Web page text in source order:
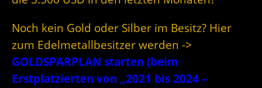
Noch kein Gold oder Silber im Besitz? Hier
zum Edelmetallbesitzer werden ->
GOLDSPARPLAN starten (beim
Erstplatzierten von „2021 bis 2024 –